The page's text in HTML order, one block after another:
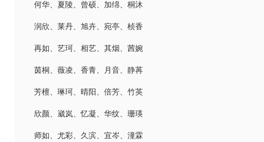
何华、夏陵、曾硕、加绵、桐沐
润欣、莱丹、旭卉、宛亭、桢香
再如、艺珂、相艺、其烟、茜婉
茵桐、薇凌、香青、月音、静苒
芳檀、琳珂、晴阳、倍芳、竹英
欣颜、崴岚、忆凝、华纹、珊瑛
师如、尤彩、久滨、宜岑、潼霖